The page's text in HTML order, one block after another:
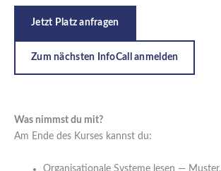
Jetzt Platz anfragen
Zum nächsten InfoCall anmelden
Was nimmst du mit?
Am Ende des Kurses kannst du:
Organisationale Systeme lesen —